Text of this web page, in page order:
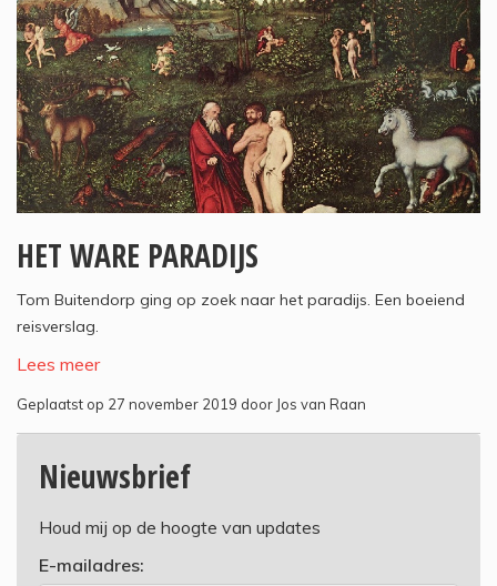
HET WARE PARADIJS
Tom Buitendorp ging op zoek naar het paradijs. Een boeiend
reisverslag.
Lees meer
Geplaatst op 27 november 2019 door Jos van Raan
Nieuwsbrief
Houd mij op de hoogte van updates
E-mailadres: